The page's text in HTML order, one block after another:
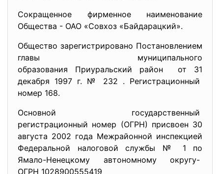
Сокращенное фирменное наименование
Общества - ОАО «Совхоз «Байдарацкий».
Общество зарегистрировано Постановлением
главы муниципального
образования Приуральский район от 31
декабря 1997 г. № 232 . Регистрационный
номер 168.
Основной государственный
регистрационный номер (ОГРН) присвоен 30
августа 2002 года Межрайонной инспекцией
Федеральной налоговой службы № 1 по
Ямало-Ненецкому автономному округу-
ОГРН 1028900555419